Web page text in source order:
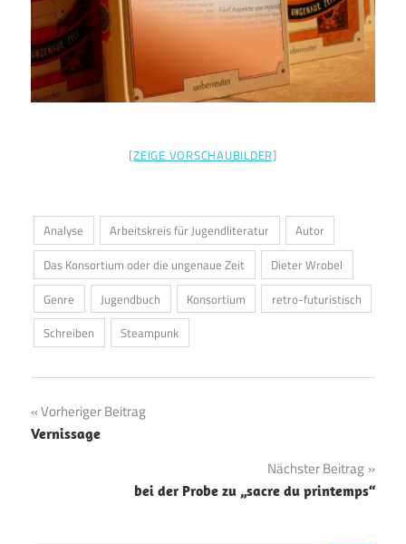
[ZEIGE VORSCHAUBILDER]
Analyse Arbeitskreis für Jugendliteratur
Autor
Das Konsortium oder die ungenaue Zeit
Dieter Wrobel
Genre
Jugendbuch Konsortium
retro-futuristisch
Schreiben
Steampunk
Beitragsnavigation
Vorheriger Beitrag
Vernissage
Nächster Beitrag
bei der Probe zu „sacre du printemps“